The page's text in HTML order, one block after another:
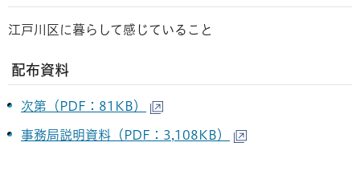
江戸川区に暮らして感じていること
配布資料
次第（PDF：81KB）
事務局説明資料（PDF：3,108KB）